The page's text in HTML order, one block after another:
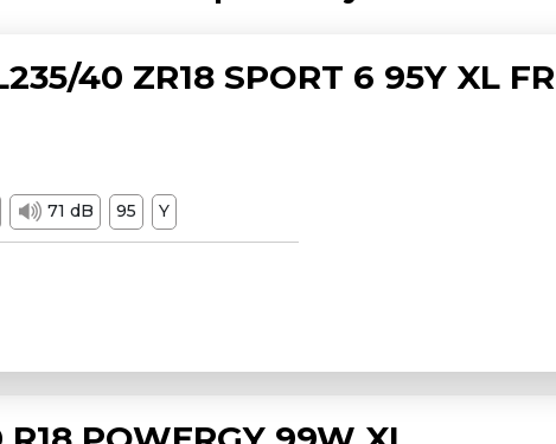
40 ZR18 SPORT 6 95Y XL FR
71 dB 95 Y